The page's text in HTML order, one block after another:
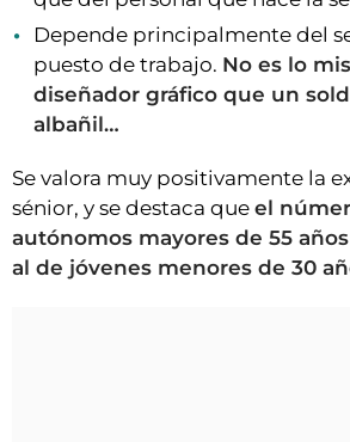
Depende principalmente del
puesto de trabajo. No es lo
diseñador gráfico que un
albañil…
Se valora muy positivamente la
sénior, y se destaca que el
autónomos mayores de 55
al de jóvenes menores de 30